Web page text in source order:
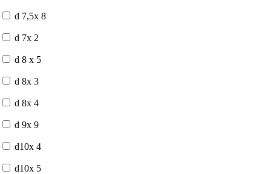
d 7,5x 8
d 7x 2
d 8 x 5
d 8x 3
d 8x 4
d 9x 9
d10x 4
d10x 5